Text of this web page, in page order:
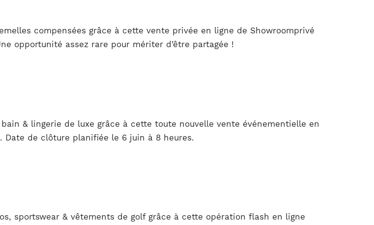
compensées grâce à cette vente privée en ligne de Showroomprivé
opportunité assez rare pour mériter d’être partagée !
& lingerie de luxe grâce à cette toute nouvelle vente événementielle en
Date de clôture planifiée le 6 juin à 8 heures.
sportswear & vêtements de golf grâce à cette opération flash en ligne